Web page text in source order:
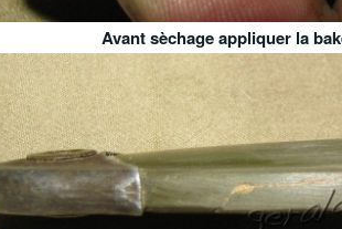
Avant sèchage appliquer la